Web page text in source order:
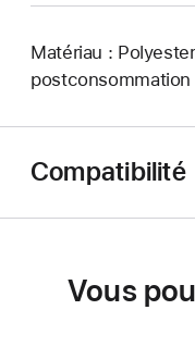
Matériau :
postconsommation
Compatibilité
Vous